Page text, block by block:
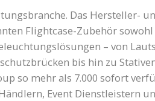
Das Hersteller-
Flightcase-Zubehör
– von
bis hin zu
so mehr als 7.000 sofort
Event Dienstleistern